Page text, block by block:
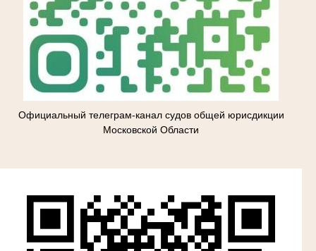
Официальный телеграм-канал судов общей юрисдикции
Московской Области